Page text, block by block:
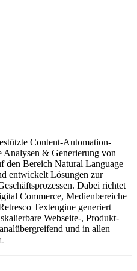
Content-Automation-
Analysen & Generierung von
den Bereich Natural Language
entwickelt Lösungen zur
Dabei richtet
Commerce, Medienbereiche
Textengine generiert
Webseite-, Produkt-
und in allen